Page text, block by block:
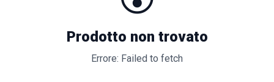
Prodotto non trovato
Errore: Failed to fetch